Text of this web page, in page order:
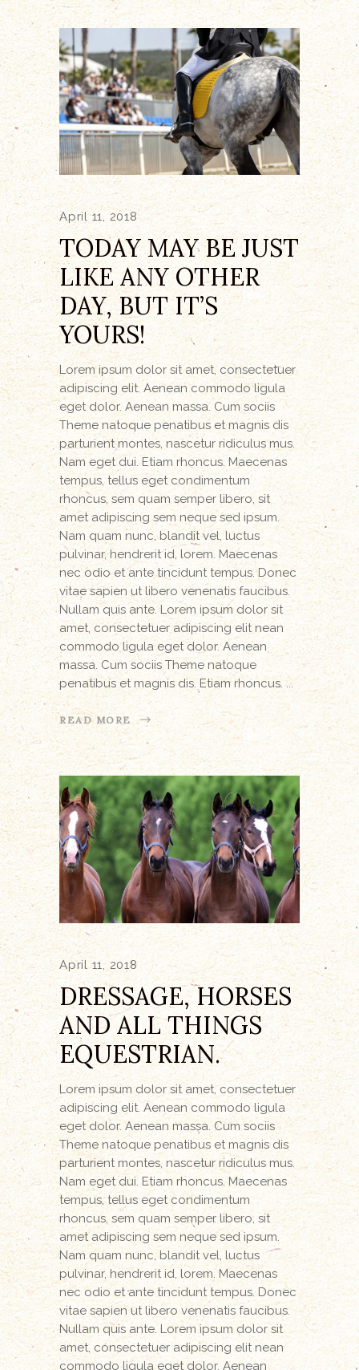
April 11, 2018
TODAY MAY BE JUST
LIKE ANY OTHER
DAY, BUT IT’S
YOURS!
Lorem ipsum dolor sit amet, consectetuer
adipiscing elit. Aenean commodo ligula
eget dolor. Aenean massa. Cum sociis
Theme natoque penatibus et magnis dis
parturient montes, nascetur ridiculus mus.
Nam eget dui. Etiam rhoncus. Maecenas
tempus, tellus eget condimentum
rhoncus, sem quam semper libero, sit
amet adipiscing sem neque sed ipsum.
Nam quam nunc, blandit vel, luctus
pulvinar, hendrerit id, lorem. Maecenas
nec odio et ante tincidunt tempus. Donec
vitae sapien ut libero venenatis faucibus.
Nullam quis ante. Lorem ipsum dolor sit
amet, consectetuer adipiscing elit nean
commodo ligula eget dolor. Aenean
massa. Cum sociis Theme natoque
penatibus et magnis dis. Etiam rhoncus.
READ MORE
April 11, 2018
DRESSAGE, HORSES
AND ALL THINGS
EQUESTRIAN.
Lorem ipsum dolor sit amet, consectetuer
adipiscing elit. Aenean commodo ligula
eget dolor. Aenean massa. Cum sociis
Theme natoque penatibus et magnis dis
parturient montes, nascetur ridiculus mus.
Nam eget dui. Etiam rhoncus. Maecenas
tempus, tellus eget condimentum
rhoncus, sem quam semper libero, sit
amet adipiscing sem neque sed ipsum.
Nam quam nunc, blandit vel, luctus
pulvinar, hendrerit id, lorem. Maecenas
nec odio et ante tincidunt tempus. Donec
vitae sapien ut libero venenatis faucibus.
Nullam quis ante. Lorem ipsum dolor sit
amet, consectetuer adipiscing elit nean
commodo ligula eget dolor. Aenean